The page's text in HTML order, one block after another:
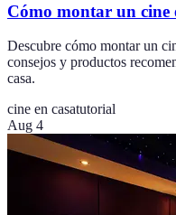
Cómo montar un cine
Descubre cómo montar un
consejos y productos
casa.
cine en casatutorial
Aug 4